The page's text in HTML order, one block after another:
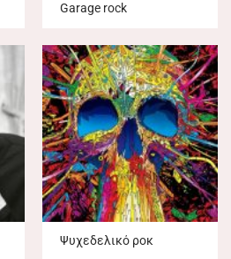
Garage rock
Ψυχεδελικό ροκ